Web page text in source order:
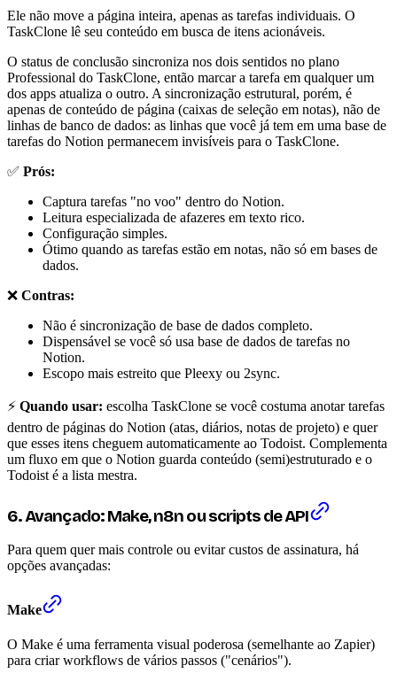
Ele não move a página inteira, apenas as tarefas individuais. O
TaskClone lê seu conteúdo em busca de itens acionáveis.
O status de conclusão sincroniza nos dois sentidos no plano
Professional do TaskClone, então marcar a tarefa em qualquer um
dos apps atualiza o outro. A sincronização estrutural, porém, é
apenas de conteúdo de página (caixas de seleção em notas), não de
linhas de banco de dados: as linhas que você já tem em uma base de
tarefas do Notion permanecem invisíveis para o TaskClone.
✅ Prós:
Captura tarefas "no voo" dentro do Notion.
Leitura especializada de afazeres em texto rico.
Configuração simples.
Ótimo quando as tarefas estão em notas, não só em bases de
dados.
❌ Contras:
Não é sincronização de base de dados completo.
Dispensável se você só usa base de dados de tarefas no
Notion.
Escopo mais estreito que Pleexy ou 2sync.
⚡ Quando usar: escolha TaskClone se você costuma anotar tarefas
dentro de páginas do Notion (atas, diários, notas de projeto) e quer
que esses itens cheguem automaticamente ao Todoist. Complementa
um fluxo em que o Notion guarda conteúdo (semi)estruturado e o
Todoist é a lista mestra.
6. Avançado: Make, n8n ou scripts de API
Para quem quer mais controle ou evitar custos de assinatura, há
opções avançadas:
Make
O Make é uma ferramenta visual poderosa (semelhante ao Zapier)
para criar workflows de vários passos ("cenários").